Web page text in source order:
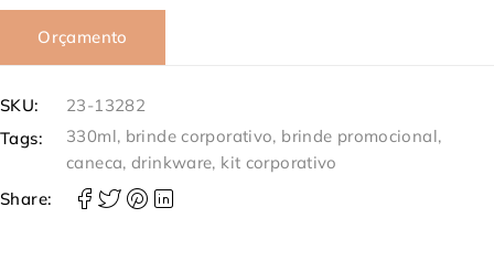
Orçamento
SKU:
23-13282
Tags:
330ml, brinde corporativo, brinde promocional,
caneca, drinkware, kit corporativo
Share: